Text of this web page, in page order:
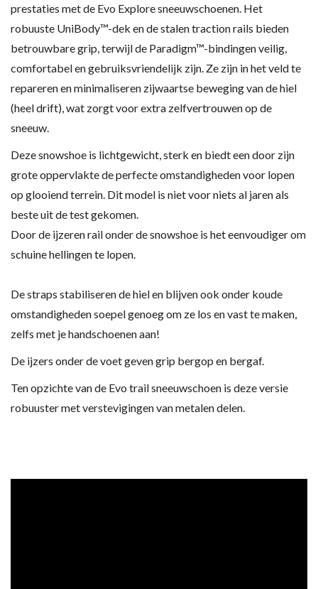
prestaties met de Evo Explore sneeuwschoenen. Het
robuuste UniBody™-dek en de stalen traction rails bieden
betrouwbare grip, terwijl de Paradigm™-bindingen veilig,
comfortabel en gebruiksvriendelijk zijn. Ze zijn in het veld te
repareren en minimaliseren zijwaartse beweging van de hiel
(heel drift), wat zorgt voor extra zelfvertrouwen op de
sneeuw.
Deze snowshoe is lichtgewicht, sterk en biedt een door zijn
grote oppervlakte de perfecte omstandigheden voor lopen
op glooiend terrein. Dit model is niet voor niets al jaren als
beste uit de test gekomen.
Door de ijzeren rail onder de snowshoe is het eenvoudiger om
schuine hellingen te lopen.
De straps stabiliseren de hiel en blijven ook onder koude
omstandigheden soepel genoeg om ze los en vast te maken,
zelfs met je handschoenen aan!
De ijzers onder de voet geven grip bergop en bergaf.
Ten opzichte van de Evo trail sneeuwschoen is deze versie
robuuster met verstevigingen van metalen delen.